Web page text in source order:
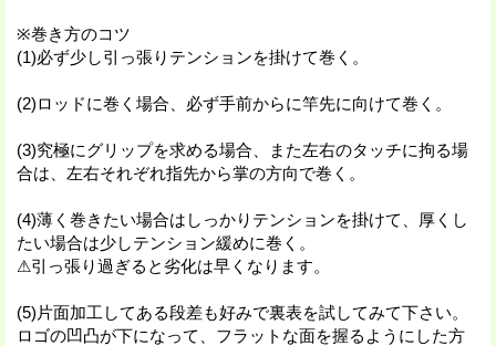
※巻き方のコツ
(1)必ず少し引っ張りテンションを掛けて巻く。
(2)ロッドに巻く場合、必ず手前からに竿先に向けて巻く。
(3)究極にグリップを求める場合、また左右のタッチに拘る場
合は、左右それぞれ指先から掌の方向で巻く。
(4)薄く巻きたい場合はしっかりテンションを掛けて、厚くし
たい場合は少しテンション緩めに巻く。
⚠引っ張り過ぎると劣化は早くなります。
(5)片面加工してある段差も好みで裏表を試してみて下さい。
ロゴの凹凸が下になって、フラットな面を握るようにした方